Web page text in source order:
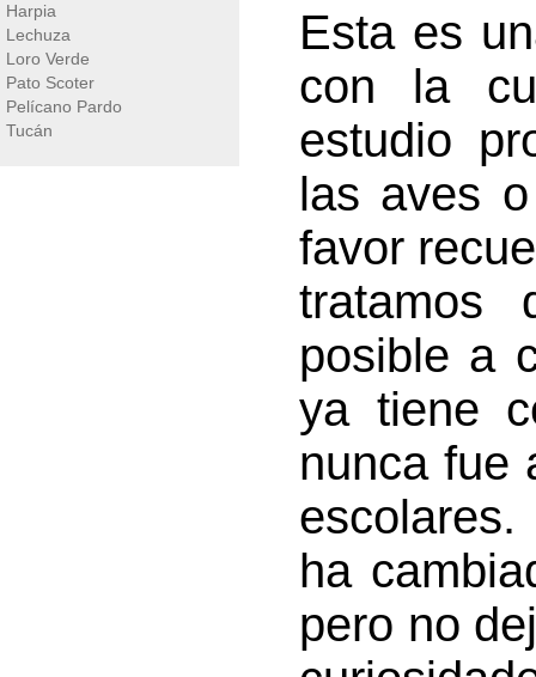
Harpia
Lechuza
Loro Verde
Pato Scoter
Pelícano Pardo
Tucán
Esta es
con la
estudio
las aves
favor
tratamos
posible a
ya tiene
nunca fue
ha
pero no